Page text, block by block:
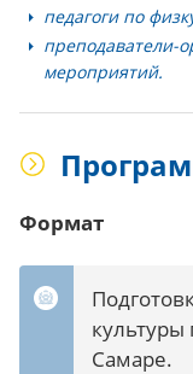
педагоги по
преподаватели-
мероприятий.
Формат
Самаре.